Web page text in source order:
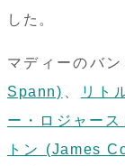
した。
マディーのバン
Spann)
リト
ー・ロジャー
トン (James